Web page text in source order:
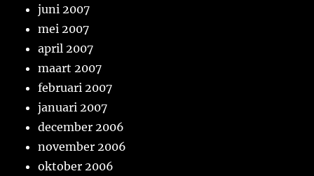
juni 2007
mei 2007
april 2007
maart 2007
februari 2007
januari 2007
december 2006
november 2006
oktober 2006